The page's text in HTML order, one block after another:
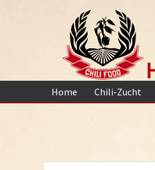
Home Chili-Zucht